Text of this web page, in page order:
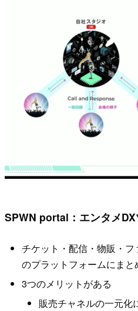
SPWN portal：エンタメ
チケット・配信・物販・
のプラットフォームにまと
3つのメリットがある
販売チャネルの一元化